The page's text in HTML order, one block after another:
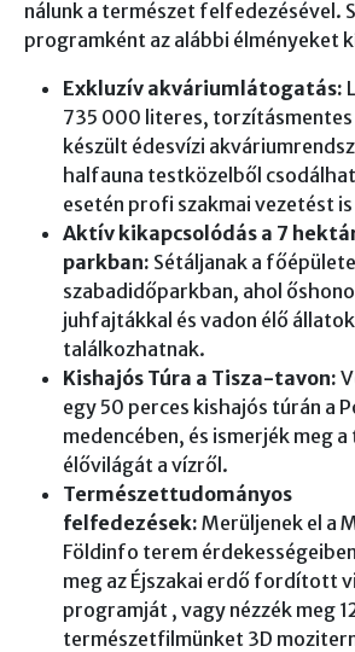
nálunk a természet felfedezésével.
programként az alábbi élményeket
Exkluzív akváriumlátogatás:
735 000 literes, torzításmentes
készült édesvízi
halfauna testközelből
esetén profi szakmai vezetést
Aktív kikapcsolódás a 7
parkban: Sétáljanak a
szabadidőparkban, ahol
juhfajtákkal és vadon élő
találkozhatnak.
Kishajós Túra a Tisza-tavon:
egy 50 perces kishajós túrán a
medencében, és ismerjék meg
élővilágát a vízről.
Természettudományos
felfedezések: Merüljenek el a
Földinfo terem
meg az Éjszakai erdő fordított
programját , vagy nézzék meg
természetfilmünket 3D